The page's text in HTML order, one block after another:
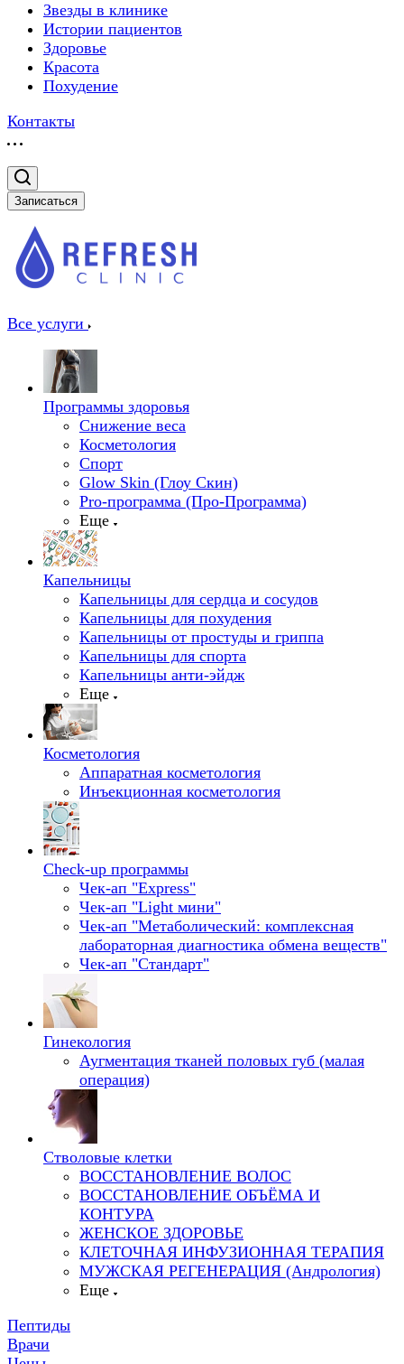
Звезды в клинике
Истории пациентов
Здоровье
Красота
Похудение
Контакты
Записаться
Все услуги
Программы здоровья
Снижение веса
Косметология
Спорт
Glow Skin (Глоу Скин)
Pro-программа (Про-Программа)
Еще
Капельницы
Капельницы для сердца и сосудов
Капельницы для похудения
Капельницы от простуды и гриппа
Капельницы для спорта
Капельницы анти-эйдж
Еще
Косметология
Аппаратная косметология
Инъекционная косметология
Check-up программы
Чек-ап "Express"
Чек-ап "Light мини"
Чек-ап "Метаболический: комплексная
лабораторная диагностика обмена веществ"
Чек-ап "Стандарт"
Гинекология
Аугментация тканей половых губ (малая
операция)
Стволовые клетки
ВОССТАНОВЛЕНИЕ ВОЛОС
ВОССТАНОВЛЕНИЕ ОБЪЁМА И
КОНТУРА
ЖЕНСКОЕ ЗДОРОВЬЕ
КЛЕТОЧНАЯ ИНФУЗИОННАЯ ТЕРАПИЯ
МУЖСКАЯ РЕГЕНЕРАЦИЯ (Андрология)
Еще
Пептиды
Врачи